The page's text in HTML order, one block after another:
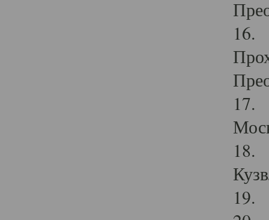
16.
17.
18.
19.